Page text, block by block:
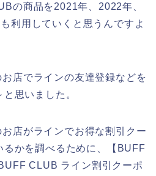
の商品を2021年、2022年、
利用していくと思うんですよ
店でラインの友達登録などを
思いました。
店がラインでお得な割引クー
るかを調べるために、【BUFF
CLUB ライン割引クーポ